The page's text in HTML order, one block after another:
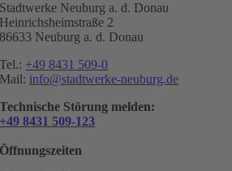
Stadtwerke Neuburg a. d. Donau
Heinrichsheimstraße 2
86633 Neuburg a. d. Donau
Tel.: +49 8431 509-0
Mail: info@stadtwerke-neuburg.de
Technische Störung melden:
+49 8431 509-123
Öffnungszeiten